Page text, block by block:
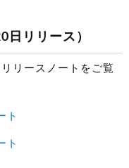
日リリース）
リースノートをご覧
ト
ト